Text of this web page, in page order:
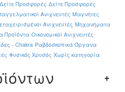
Δείτε Προσφορές Δείτε Προσφορές
Ανιχνευτές Μαγνήτες
Ανιχνευτές Μηχανήματα
Προϊόντα Οικονομικοί Ανιχνευτές
- Chakra Ραβδοσκοπικά Όργανα
Φυσικός Χρυσός Χωρίς κατηγορία